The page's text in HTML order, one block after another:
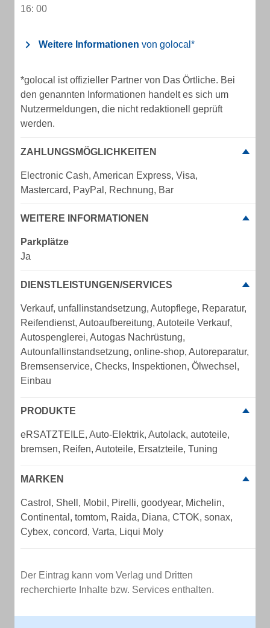
16: 00
Weitere Informationen von golocal*
*golocal ist offizieller Partner von Das Örtliche. Bei
den genannten Informationen handelt es sich um
Nutzermeldungen, die nicht redaktionell geprüft
werden.
ZAHLUNGSMÖGLICHKEITEN
Electronic Cash, American Express, Visa,
Mastercard, PayPal, Rechnung, Bar
WEITERE INFORMATIONEN
Parkplätze
Ja
DIENSTLEISTUNGEN/SERVICES
Verkauf, unfallinstandsetzung, Autopflege, Reparatur,
Reifendienst, Autoaufbereitung, Autoteile Verkauf,
Autospenglerei, Autogas Nachrüstung,
Autounfallinstandsetzung, online-shop, Autoreparatur,
Bremsenservice, Checks, Inspektionen, Ölwechsel,
Einbau
PRODUKTE
eRSATZTEILE, Auto-Elektrik, Autolack, autoteile,
bremsen, Reifen, Autoteile, Ersatzteile, Tuning
MARKEN
Castrol, Shell, Mobil, Pirelli, goodyear, Michelin,
Continental, tomtom, Raida, Diana, CTOK, sonax,
Cybex, concord, Varta, Liqui Moly
Der Eintrag kann vom Verlag und Dritten
recherchierte Inhalte bzw. Services enthalten.